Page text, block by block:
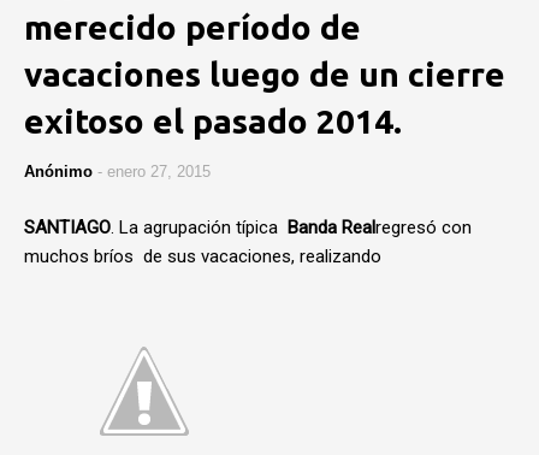
merecido período de
vacaciones luego de un cierre
exitoso el pasado 2014.
Anónimo - enero 27, 2015
SANTIAGO. La agrupación típica Banda Realregresó con
muchos bríos de sus vacaciones, realizando